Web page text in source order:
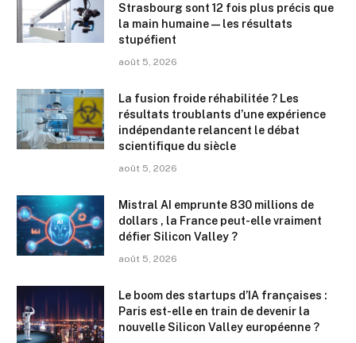
Strasbourg sont 12 fois plus précis que
la main humaine — les résultats
stupéfient
août 5, 2026
La fusion froide réhabilitée ? Les
résultats troublants d’une expérience
indépendante relancent le débat
scientifique du siècle
août 5, 2026
Mistral AI emprunte 830 millions de
dollars , la France peut-elle vraiment
défier Silicon Valley ?
août 5, 2026
Le boom des startups d’IA françaises :
Paris est-elle en train de devenir la
nouvelle Silicon Valley européenne ?